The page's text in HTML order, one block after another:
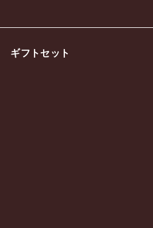
ギフトセット